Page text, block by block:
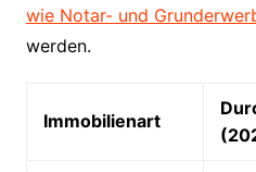
wie Notar- und
werden.
Immobilienart